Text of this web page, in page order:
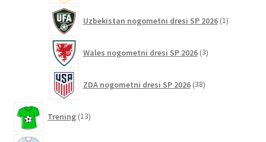
Uzbekistan nogometni dresi SP 2026 1izdelek
Wales nogometni dresi SP 2026 3izdelki
ZDA nogometni dresi SP 2026 38izdelkov
Trening 13izdelkov